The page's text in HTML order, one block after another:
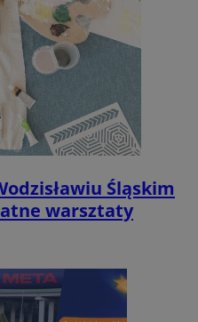
Śląskim
warsztaty